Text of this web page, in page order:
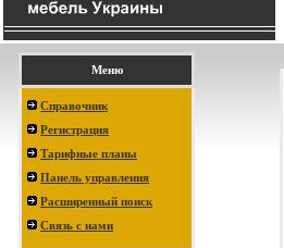
Меню
Справочник
Регистрация
Тарифные планы
Панель управления
Расширенный поиск
Связь с нами